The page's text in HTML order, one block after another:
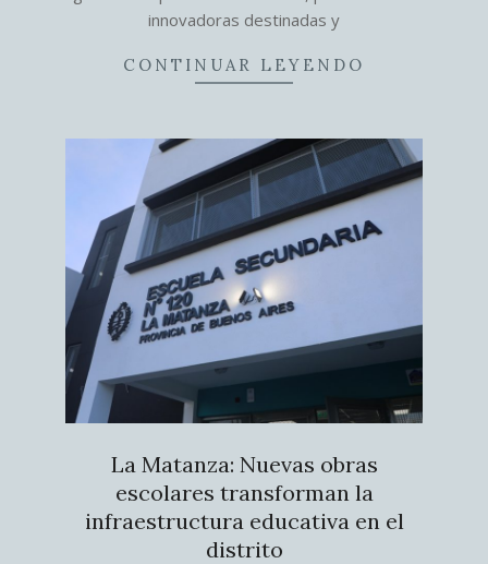
innovadoras destinadas y
CONTINUAR LEYENDO
La Matanza: Nuevas obras
escolares transforman la
infraestructura educativa en el
distrito